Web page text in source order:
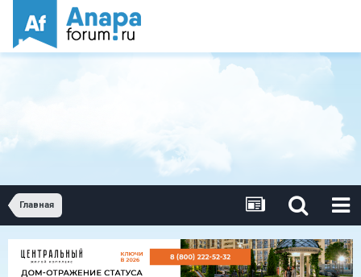
Главная